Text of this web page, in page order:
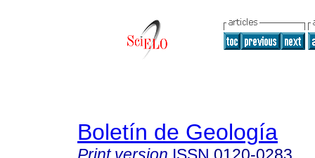
Boletín de Geología